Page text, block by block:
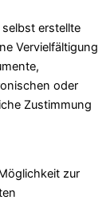
erstellte
Vervielfältigung
oder
Zustimmung
zur